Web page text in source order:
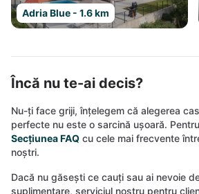
Adria Blue - 1.6 km
Încă nu te-ai decis?
Nu-ți face griji, înțelegem că alegerea
perfecte nu este o sarcină ușoară.
Secțiunea FAQ cu cele mai frecvente
noștri.
Dacă nu găsești ce cauți sau ai nevoie
suplimentare, serviciul nostru pentru